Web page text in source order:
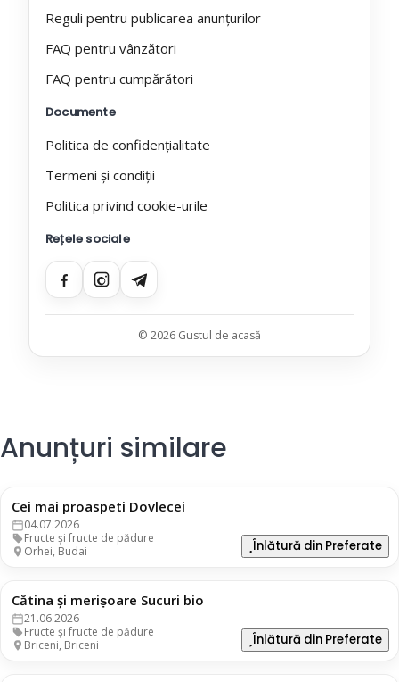
Reguli pentru publicarea anunțurilor
FAQ pentru vânzători
FAQ pentru cumpărători
Documente
Politica de confidențialitate
Termeni și condiții
Politica privind cookie-urile
Rețele sociale
© 2026 Gustul de acasă
Anunțuri similare
Cei mai proaspeti Dovlecei
04.07.2026
Fructe și fructe de pădure
Orhei, Budai
Înlătură din Preferate
Cătina și meriṣoare Sucuri bio
21.06.2026
Fructe și fructe de pădure
Briceni, Briceni
Înlătură din Preferate